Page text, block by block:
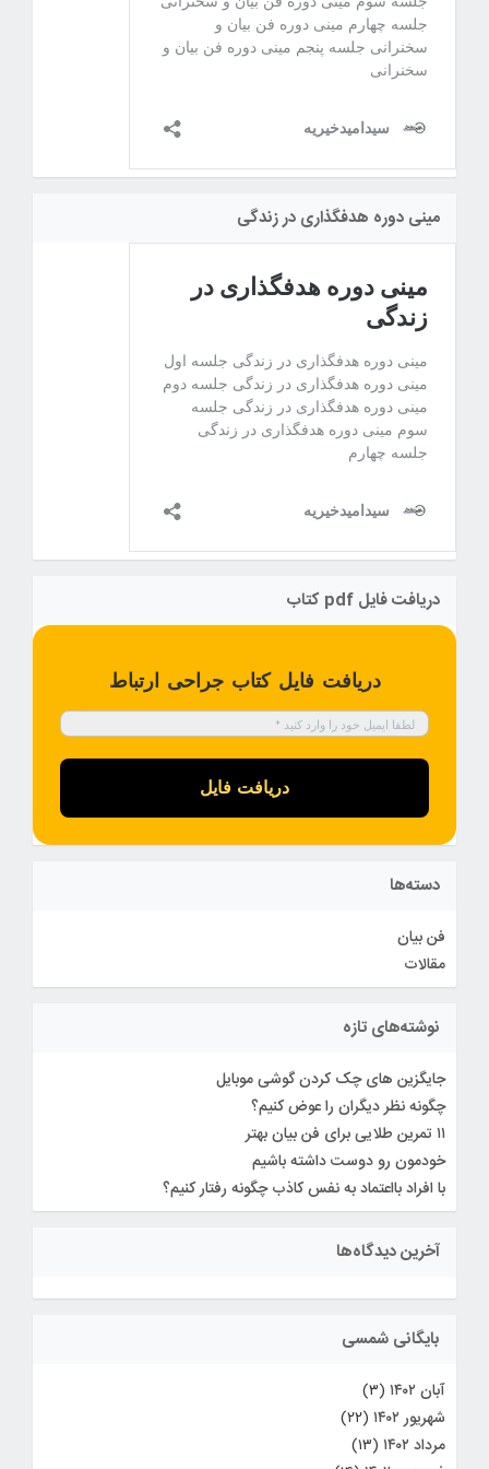
مینی دوره هدفگذاری در زندگی
دریافت فایل pdf کتاب
دریافت فایل کتاب جراحی ارتباط
دسته‌ها
فن بیان
مقالات
نوشته‌های تازه
جایگزین های چک کردن گوشی موبایل
چگونه نظر دیگران را عوض کنیم؟
۱۱ تمرین طلایی برای فن بیان بهتر
خودمون رو دوست داشته باشیم
با افراد بااعتماد به نفس کاذب چگونه رفتار کنیم؟
آخرین دیدگاه‌ها
بایگانی شمسی
آبان ۱۴۰۲
(۳)
شهریور ۱۴۰۲
(۲۲)
مرداد ۱۴۰۲
(۱۳)